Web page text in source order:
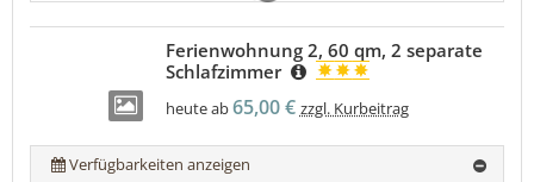
Ferienwohnung 2, 60 qm, 2 separate
Schlafzimmer
heute ab65,00 € zzgl. Kurbeitrag
Verfügbarkeiten anzeigen